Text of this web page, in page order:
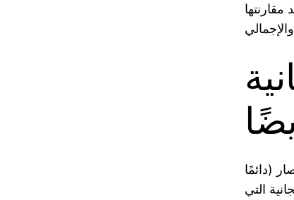
(دائمًا
الدورات المجانية التي